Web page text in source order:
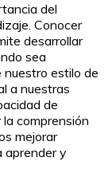
del
Conocer
desarrollar
sea
nuestro estilo de
a nuestras
de
comprensión
mejorar
aprender y